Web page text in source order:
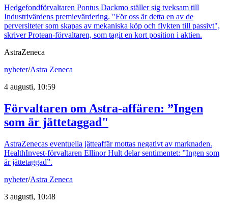
Hedgefondförvaltaren Pontus Dackmo ställer sig tveksam till
Industrivärdens premievärdering. "För oss är detta en av de
perversiteter som skapas av mekaniska köp och flykten till passivt",
skriver Protean-förvaltaren, som tagit en kort position i aktien.
AstraZeneca
nyheter/Astra Zeneca
4 augusti, 10:59
Förvaltaren om Astra-affären: ”Ingen
som är jättetaggad"
AstraZenecas eventuella jätteaffär mottas negativt av marknaden.
HealthInvest-förvaltaren Ellinor Hult delar sentimentet: ”Ingen som
är jättetaggad”.
nyheter/Astra Zeneca
3 augusti, 10:48